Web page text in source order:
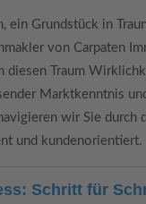
ein Grundstück in
von Carpaten
diesen Traum
Marktkenntnis
wir Sie durch
und kundenorientiert.
Schritt für